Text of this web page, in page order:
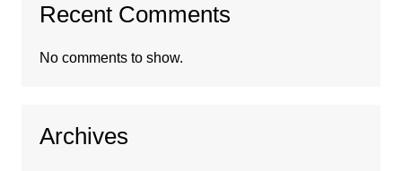
Recent Comments
No comments to show.
Archives